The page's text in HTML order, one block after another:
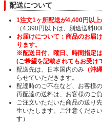
配送について
1注文1ヶ所配送が4,400円以上
（4,390円以下は、別途送料
お届けについて：商品のお届
ります。
※配送日付、曜日、時間指定
(ご希望を記載されてもお受け
配送先は、日本国内のみ （沖
らせていただきます。
配達時のご不在など、お客様
再配達の送料は、お客様のご
ご注文いただいた商品の送り
生いたします。ご注意くださ
す）